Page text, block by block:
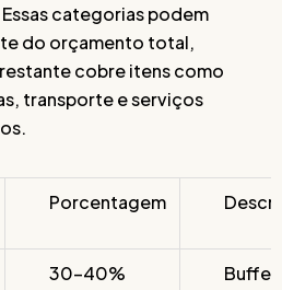
categorias podem
do orçamento total,
cobre itens como
transporte e serviços
Porcentagem
30-40%